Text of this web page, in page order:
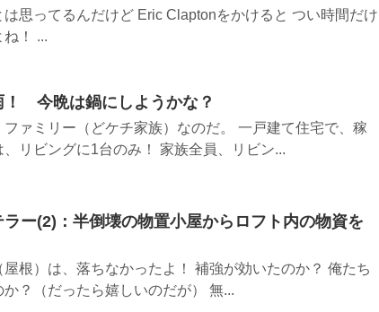
思ってるんだけど Eric Claptonをかけると つい時間だけ
！ ...
！ 今晩は鍋にしようかな？
ァミリー（どケチ家族）なのだ。 一戸建て住宅で、稼
リビングに1台のみ！ 家族全員、リビン...
ー(2)：半倒壊の物置小屋からロフト内の物資を
根）は、落ちなかったよ！ 補強が効いたのか？ 俺たち
？（だったら嬉しいのだが） 無...